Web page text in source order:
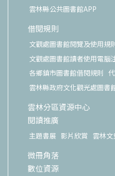
雲林縣公共圖書館APP
借閱規則
文觀處圖書館閱覽及使用規
文觀處圖書館讀者使用電腦
各鄉鎮市圖書館借閱規則
雲林縣政府文化觀光處圖書
雲林分區資源中心
閱讀推廣
主題書展 影片欣賞 雲林文
微冊角落
數位資源